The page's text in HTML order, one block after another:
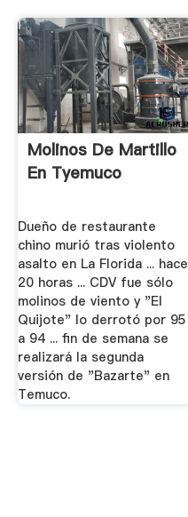
Molinos De Martillo
En Tyemuco
Dueño de restaurante
chino murió tras violento
asalto en La Florida ... hace
20 horas ... CDV fue sólo
molinos de viento y "El
Quijote" lo derrotó por 95
a 94 ... fin de semana se
realizará la segunda
versión de "Bazarte" en
Temuco.